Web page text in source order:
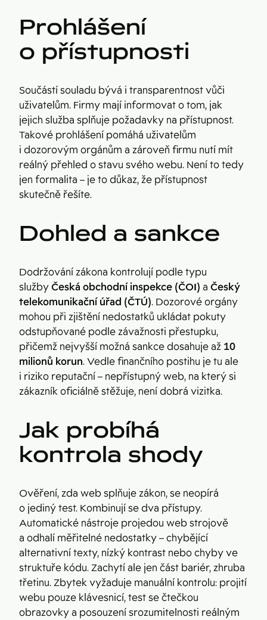
Prohlášení
o přístupnosti
Součástí souladu bývá i transparentnost vůči
uživatelům. Firmy mají informovat o tom, jak
jejich služba splňuje požadavky na přístupnost.
Takové prohlášení pomáhá uživatelům
i dozorovým orgánům a zároveň firmu nutí mít
reálný přehled o stavu svého webu. Není to tedy
jen formalita – je to důkaz, že přístupnost
skutečně řešíte.
Dohled a sankce
Dodržování zákona kontrolují podle typu
službyČeská obchodní inspekce (ČOI) a Český
telekomunikační úřad (ČTÚ). Dozorové orgány
mohou při zjištění nedostatků ukládat pokuty
odstupňované podle závažnosti přestupku,
přičemž nejvyšší možná sankce dosahuje až 10
milionů korun. Vedle finančního postihu je tu ale
i riziko reputační – nepřístupný web, na který si
zákazník oficiálně stěžuje, není dobrá vizitka.
Jak probíhá
kontrola shody
Ověření, zda web splňuje zákon, se neopírá
o jediný test. Kombinují se dva přístupy.
Automatické nástroje projedou web strojově
a odhalí měřitelné nedostatky – chybějící
alternativní texty, nízký kontrast nebo chyby ve
struktuře kódu. Zachytí ale jen část bariér, zhruba
třetinu. Zbytek vyžaduje manuální kontrolu: projití
webu pouze klávesnicí, test se čtečkou
obrazovky a posouzení srozumitelnosti reálným